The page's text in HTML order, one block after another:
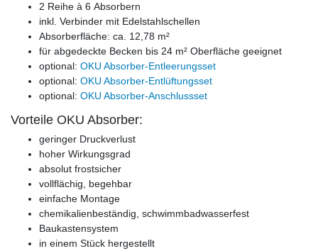
2 Reihe à 6 Absorbern
inkl. Verbinder mit Edelstahlschellen
Absorberfläche: ca. 12,78 m²
für abgedeckte Becken bis 24 m² Oberfläche geeignet
optional: OKU Absorber-Entleerungsset
optional: OKU Absorber-Entlüftungsset
optional: OKU Absorber-Anschlussset
Vorteile OKU Absorber:
geringer Druckverlust
hoher Wirkungsgrad
absolut frostsicher
vollflächig, begehbar
einfache Montage
chemikalienbeständig, schwimmbadwasserfest
Baukastensystem
in einem Stück hergestellt